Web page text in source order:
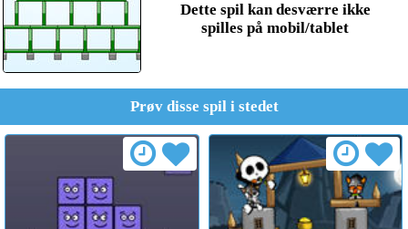
Dette spil kan desværre ikke
spilles på mobil/tablet
Prøv disse spil i stedet